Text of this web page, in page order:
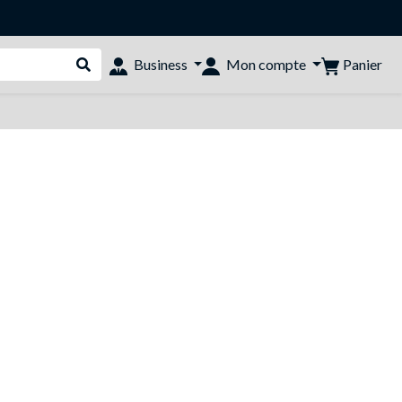
Rechercher dans le shop
Business Mon compte Panier